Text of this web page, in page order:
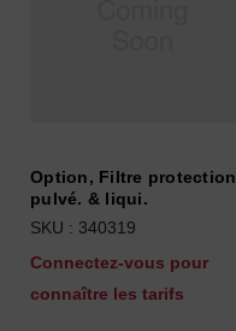
Option, Filtre protection
pulvé. & liqui.
SKU : 340319
Connectez-vous pour
connaître les tarifs